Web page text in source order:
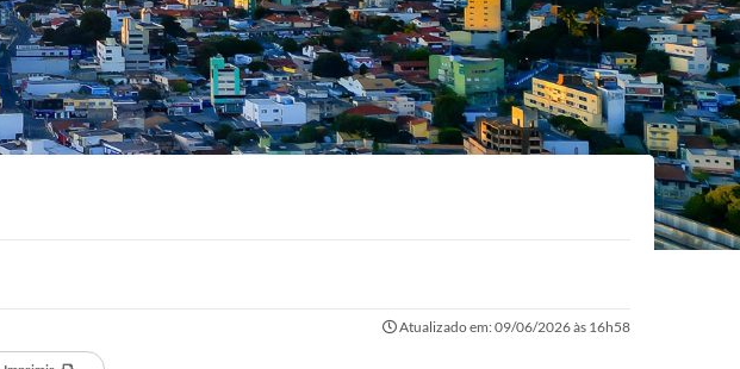
Atualizado em: 09/06/2026 às 16h58